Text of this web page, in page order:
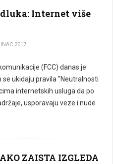
Internet više
2017
(FCC) danas je
ukidaju pravila "Neutralnosti
internetskih usluga da po
usporavaju veze i nude
ZAISTA IZGLEDA